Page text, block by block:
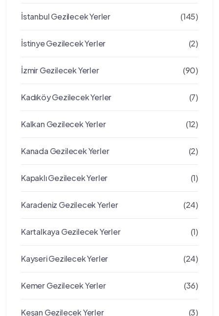
İstanbul Gezilecek Yerler (145)
İstinye Gezilecek Yerler (2)
İzmir Gezilecek Yerler (90)
Kadıköy Gezilecek Yerler (7)
Kalkan Gezilecek Yerler (12)
Kanada Gezilecek Yerler (2)
Kapaklı Gezilecek Yerler (1)
Karadeniz Gezilecek Yerler (24)
Kartalkaya Gezilecek Yerler (1)
Kayseri Gezilecek Yerler (24)
Kemer Gezilecek Yerler (36)
Keşan Gezilecek Yerler (3)